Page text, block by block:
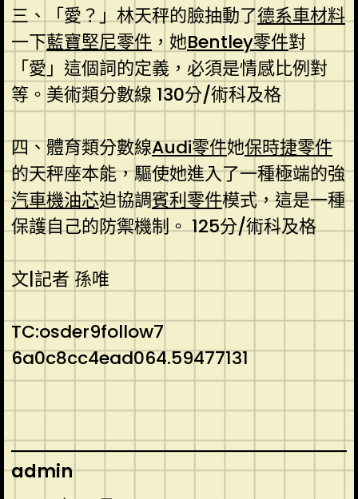
三、「愛？」林天秤的臉抽動了德系車材料
一下藍寶堅尼零件 ，她Bentley零件對
「愛」這個詞的定義，必須是情感比例對
等。美術類分數線 130分/術科及格
四、體育類分數線Audi零件她保時捷零件
的天秤座本能，驅使她進入了一種極端的強
汽車機油芯迫協調賓利零件模式，這是一種
保護自己的防禦機制。 125分/術科及格
文|記者 孫唯
TC:osder9follow7
6a0c8cc4ead064.59477131
admin